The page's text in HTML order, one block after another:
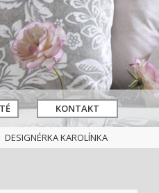
KONTAKT
DESIGNÉRKA KAROLÍNKA